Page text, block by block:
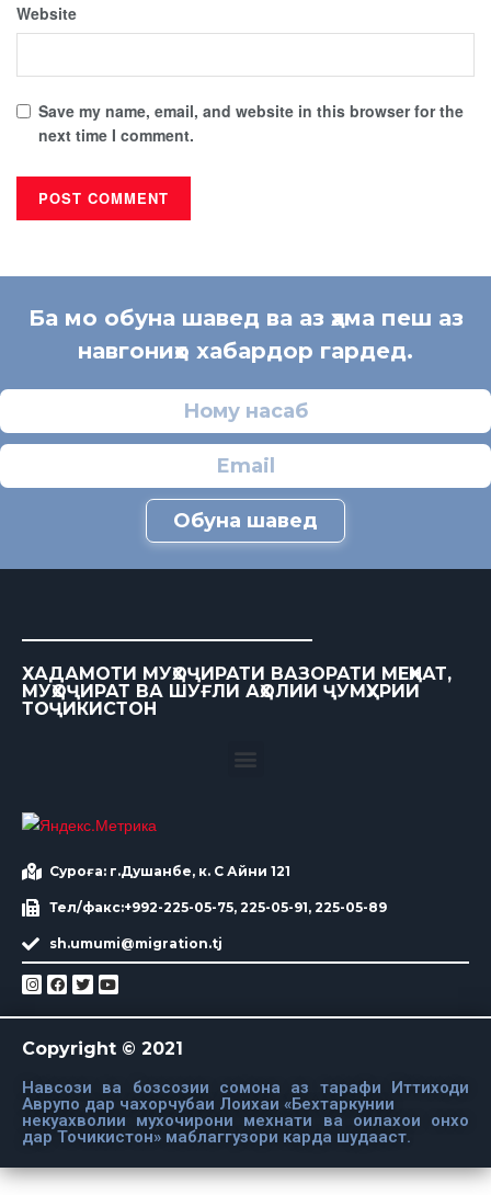
Website
Save my name, email, and website in this browser for the
next time I comment.
Ба мо обуна шавед ва аз ҳама пеш аз
навгониҳо хабардор гардед.
Обуна шавед
ХАДАМОТИ МУҲОҶИРАТИ ВАЗОРАТИ МЕҲНАТ,
МУҲОҶИРАТ ВА ШУҒЛИ АҲОЛИИ ҶУМҲУРИИ
ТОҶИКИСТОН
Суроға: г.Душанбе, к. С Айни 121
Тел/факс:+992-225-05-75, 225-05-91, 225-05-89
sh.umumi@migration.tj
Copyright © 2021
Навсози ва бозсозии сомона аз тарафи Иттиходи
Аврупо дар чахорчубаи Лоихаи «Бехтаркунии
некуахволии мухочирони мехнати ва оилахои онхо
дар Точикистон» маблаггузори карда шудааст.